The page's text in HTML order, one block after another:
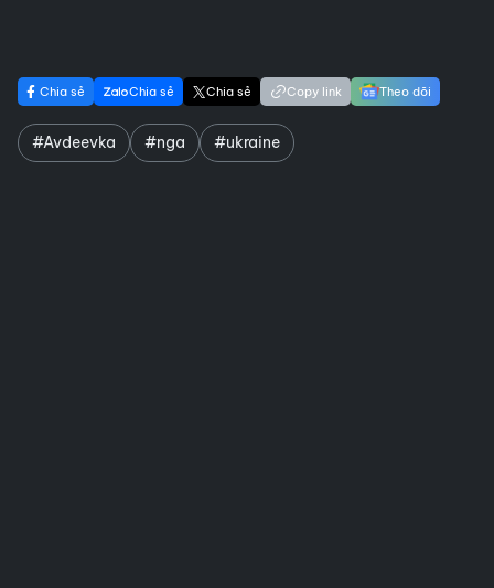
Chia sẻ Chia sẻ Chia sẻ Copy link Theo dõi
#Avdeevka #nga #ukraine